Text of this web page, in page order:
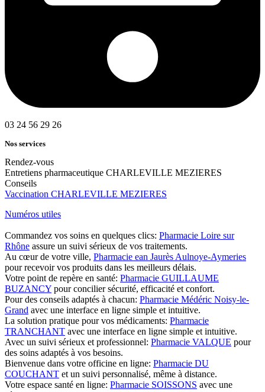
03 24 56 29 26
Nos services
Rendez-vous
Entretiens pharmaceutique CHARLEVILLE MEZIERES
Conseils
Vaccination CHARLEVILLE MEZIERES
Numéros utiles
Commandez vos soins en quelques clics: Pharmacie Loire sur
Rhône assure un suivi sérieux de vos traitements.
Au cœur de votre ville, Pharmacie ean Jaurès Aulnoye-Aymeries
pour recevoir vos produits dans les meilleurs délais.
Votre point de repère en santé: Pharmacie GUILLAUME
BUZANCY pour concilier sécurité, efficacité et confort.
Pour des conseils adaptés à chacun: Pharmacie Médéric Noisy-le-
Grand avec une interface en ligne simple et intuitive.
La solution pratique pour vos médicaments: Pharmacie
TRANCHANT avec une interface en ligne simple et intuitive.
Avec un suivi sérieux et professionnel: Pharmacie VALQUE pour
des soins adaptés à vos besoins.
Bienvenue dans votre officine en ligne: Pharmacie DU
COUCHANT et un suivi personnalisé, même à distance.
Votre espace santé en ligne: Pharmacie SOISSONS avec une